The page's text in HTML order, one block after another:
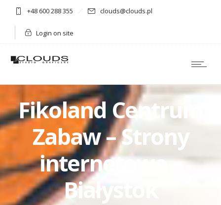
+48 600 288 355 clouds@clouds.pl
Login on site
Fikoland Centrum
Zabaw – Strony
internetowe –
Białystok